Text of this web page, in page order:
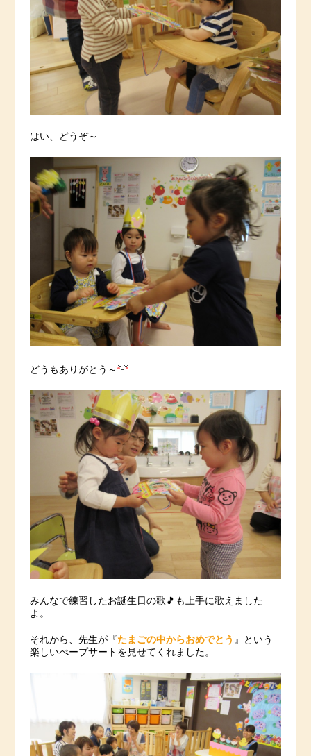
はい、どうぞ～
どうもありがとう～
みんなで練習したお誕生日の歌🎵も上手に歌えました
よ。
それから、先生が『たまごの中からおめでとう 』という
楽しいぺープサートを見せてくれました。